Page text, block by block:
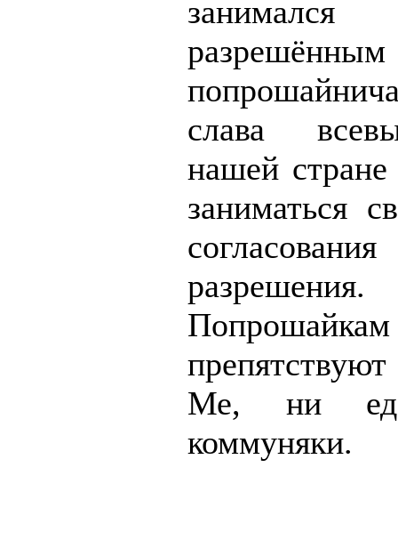
занимался
слава
нашей стране
заниматься
разрешения.
Ме, ни
коммуняки.